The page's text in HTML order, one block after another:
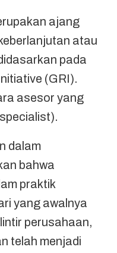
ajang
atau
pada
(GRI).
asesor yang
dalam
bahwa
praktik
yang awalnya
perusahaan,
telah menjadi